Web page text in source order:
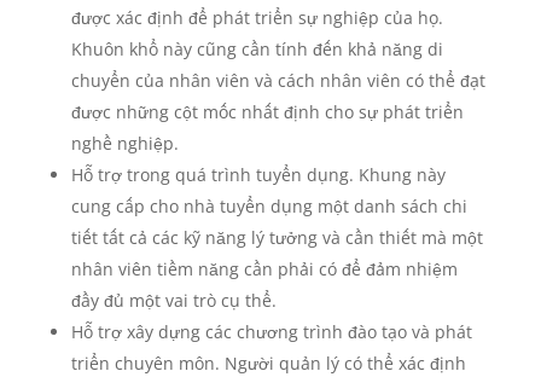
được xác định để phát triển sự nghiệp của họ.
Khuôn khổ này cũng cần tính đến khả năng di
chuyển của nhân viên và cách nhân viên có thể đạt
được những cột mốc nhất định cho sự phát triển
nghề nghiệp.
Hỗ trợ trong quá trình tuyển dụng. Khung này
cung cấp cho nhà tuyển dụng một danh sách chi
tiết tất cả các kỹ năng lý tưởng và cần thiết mà một
nhân viên tiềm năng cần phải có để đảm nhiệm
đầy đủ một vai trò cụ thể.
Hỗ trợ xây dựng các chương trình đào tạo và phát
triển chuyên môn. Người quản lý có thể xác định